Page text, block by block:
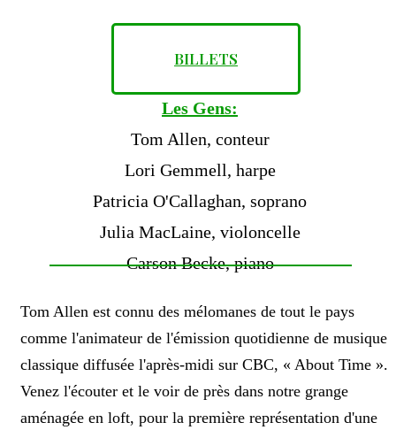
Tom Allen est connu des mélomanes de tout le pays
comme l'animateur de l'émission quotidienne de musique
classique diffusée l'après-midi sur CBC, « About Time ».
Venez l'écouter et le voir de près dans notre grange
aménagée en loft, pour la première représentation d'une
BILLETS
Les Gens:
Tom Allen, conteur
Lori Gemmell, harpe
Patricia O'Callaghan, soprano
Julia MacLaine, violoncelle
Carson Becke, piano